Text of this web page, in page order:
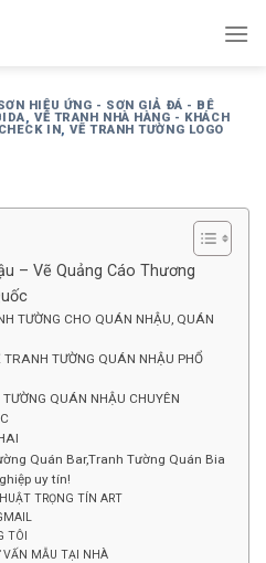
HIỆU ỨNG - SƠN GIẢ ĐÁ - BÊ
,VẼ TRANH NHÀ HÀNG - KHÁCH
IN,VẼ TRANH TƯỜNG LOGO
– Vẽ Quảng Cáo Thương
TƯỜNG CHO QUÁN NHẬU, QUÁN
TƯỜNG QUÁN NHẬU PHỔ
QUÁN NHẬU CHUYÊN
Quán Bar,Tranh Tường Quán Bia
uy tín!
TRỌNG TÍN ART
TÔI
MẪU TẠI NHÀ